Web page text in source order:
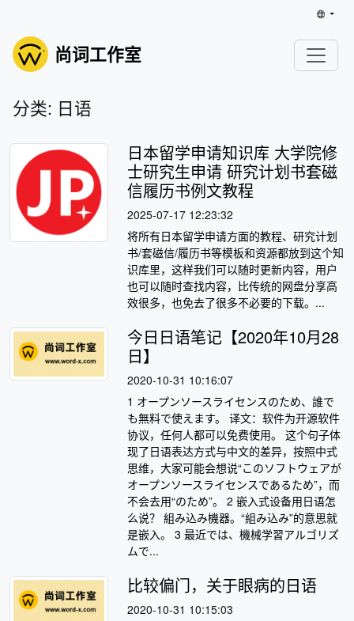
尚词工作室
分类: 日语
日本留学申请知识库 大学院修
士研究生申请 研究计划书套磁
信履历书例文教程
2025-07-17 12:23:32
将所有日本留学申请方面的教程、研究计划
书/套磁信/履历书等模板和资源都放到这个知
识库里，这样我们可以随时更新内容，用户
也可以随时查找内容，比传统的网盘分享高
效很多，也免去了很多不必要的下载。...
今日日语笔记【2020年10月28
日】
2020-10-31 10:16:07
1 オープンソースライセンスのため、誰で
も無料で使えます。 译文：软件为开源软件
协议，任何人都可以免费使用。 这个句子体
现了日语表达方式与中文的差异，按照中式
思维，大家可能会想说“このソフトウェアが
オープンソースライセンスであるため”，而
不会去用“のため”。 2 嵌入式设备用日语怎
么说？ 組み込み機器。“組み込み”的意思就
是嵌入。 3 最近では、機械学習アルゴリズ
ムで...
比较偏门，关于眼病的日语
2020-10-31 10:15:03